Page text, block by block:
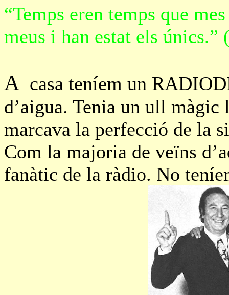
“Temps eren temps que
meus i han estat els únics.”
A casa teníem un
d’aigua. Tenia un ull
marcava la perfecció de la
Com la majoria de veïns
fanàtic de la ràdio. No